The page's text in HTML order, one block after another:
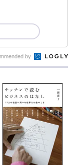
by